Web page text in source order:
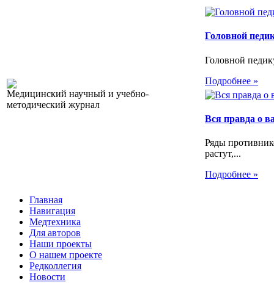
Медицинский научный и учебно-
методический журнал
Головной
Головной
Подробнее »
Вся правда о
Ряды
растут,...
Подробнее »
Главная
Навигация
Медтехника
Для авторов
Наши проекты
О нашем проекте
Редколлегия
Новости